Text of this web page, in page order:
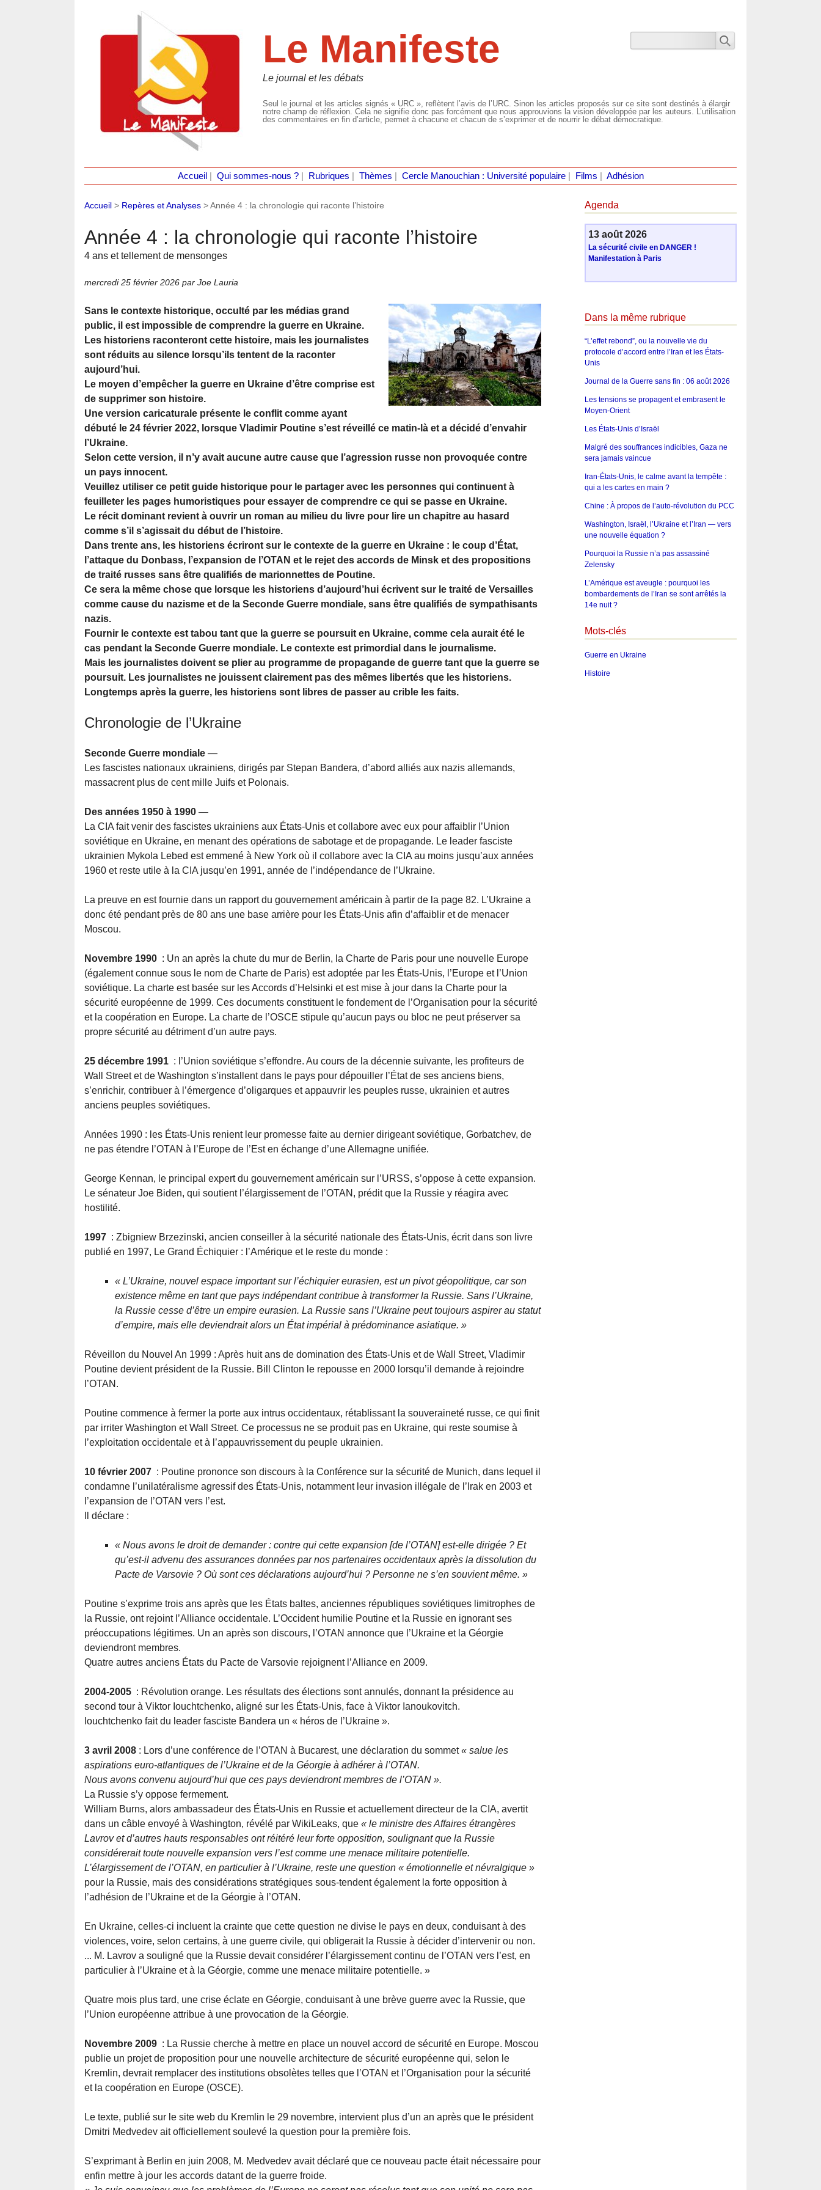
Le Manifeste
Le journal et les débats
Seul le journal et les articles signés « URC », reflètent l’avis de l’URC. Sinon les articles proposés sur ce site sont destinés à élargir
notre champ de réflexion. Cela ne signifie donc pas forcément que nous approuvions la vision développée par les auteurs. L’utilisation
des commentaires en fin d’article, permet à chacune et chacun de s’exprimer et de nourrir le débat démocratique.
Accueil Qui sommes-nous ?| Rubriques Thèmes Cercle Manouchian : Université populaire| Films Adhésion
Accueil > Repères et Analyses >Année 4 : la chronologie qui raconte l’histoire
Année 4 : la chronologie qui raconte l’histoire
4 ans et tellement de mensonges
mercredi 25 février 2026 par Joe Lauria
Sans le contexte historique, occulté par les médias grand
public, il est impossible de comprendre la guerre en Ukraine.
Les historiens raconteront cette histoire, mais les journalistes
sont réduits au silence lorsqu’ils tentent de la raconter
aujourd’hui.
Le moyen d’empêcher la guerre en Ukraine d’être comprise est
de supprimer son histoire.
Une version caricaturale présente le conflit comme ayant
débuté le 24 février 2022, lorsque Vladimir Poutine s’est réveillé ce matin-là et a décidé d’envahir
l’Ukraine.
Selon cette version, il n’y avait aucune autre cause que l’agression russe non provoquée contre
un pays innocent.
Veuillez utiliser ce petit guide historique pour le partager avec les personnes qui continuent à
feuilleter les pages humoristiques pour essayer de comprendre ce qui se passe en Ukraine.
Le récit dominant revient à ouvrir un roman au milieu du livre pour lire un chapitre au hasard
comme s’il s’agissait du début de l’histoire.
Dans trente ans, les historiens écriront sur le contexte de la guerre en Ukraine : le coup d’État,
l’attaque du Donbass, l’expansion de l’OTAN et le rejet des accords de Minsk et des propositions
de traité russes sans être qualifiés de marionnettes de Poutine.
Ce sera la même chose que lorsque les historiens d’aujourd’hui écrivent sur le traité de Versailles
comme cause du nazisme et de la Seconde Guerre mondiale, sans être qualifiés de sympathisants
nazis.
Fournir le contexte est tabou tant que la guerre se poursuit en Ukraine, comme cela aurait été le
cas pendant la Seconde Guerre mondiale. Le contexte est primordial dans le journalisme.
Mais les journalistes doivent se plier au programme de propagande de guerre tant que la guerre se
poursuit. Les journalistes ne jouissent clairement pas des mêmes libertés que les historiens.
Longtemps après la guerre, les historiens sont libres de passer au crible les faits.
Chronologie de l’Ukraine
Seconde Guerre mondiale —
Les fascistes nationaux ukrainiens, dirigés par Stepan Bandera, d’abord alliés aux nazis allemands,
massacrent plus de cent mille Juifs et Polonais.
Des années 1950 à 1990 —
La CIA fait venir des fascistes ukrainiens aux États-Unis et collabore avec eux pour affaiblir l’Union
soviétique en Ukraine, en menant des opérations de sabotage et de propagande. Le leader fasciste
ukrainien Mykola Lebed est emmené à New York où il collabore avec la CIA au moins jusqu’aux années
1960 et reste utile à la CIA jusqu’en 1991, année de l’indépendance de l’Ukraine.
La preuve en est fournie dans un rapport du gouvernement américain à partir de la page 82. L’Ukraine a
donc été pendant près de 80 ans une base arrière pour les États-Unis afin d’affaiblir et de menacer
Moscou.
Novembre 1990 : Un an après la chute du mur de Berlin, la Charte de Paris pour une nouvelle Europe
(également connue sous le nom de Charte de Paris) est adoptée par les États-Unis, l’Europe et l’Union
soviétique. La charte est basée sur les Accords d’Helsinki et est mise à jour dans la Charte pour la
sécurité européenne de 1999. Ces documents constituent le fondement de l’Organisation pour la sécurité
et la coopération en Europe. La charte de l’OSCE stipule qu’aucun pays ou bloc ne peut préserver sa
propre sécurité au détriment d’un autre pays.
25 décembre 1991 : l’Union soviétique s’effondre. Au cours de la décennie suivante, les profiteurs de
Wall Street et de Washington s’installent dans le pays pour dépouiller l’État de ses anciens biens,
s’enrichir, contribuer à l’émergence d’oligarques et appauvrir les peuples russe, ukrainien et autres
anciens peuples soviétiques.
Années 1990 : les États-Unis renient leur promesse faite au dernier dirigeant soviétique, Gorbatchev, de
ne pas étendre l’OTAN à l’Europe de l’Est en échange d’une Allemagne unifiée.
George Kennan, le principal expert du gouvernement américain sur l’URSS, s’oppose à cette expansion.
Le sénateur Joe Biden, qui soutient l’élargissement de l’OTAN, prédit que la Russie y réagira avec
hostilité.
1997 : Zbigniew Brzezinski, ancien conseiller à la sécurité nationale des États-Unis, écrit dans son livre
publié en 1997, Le Grand Échiquier : l’Amérique et le reste du monde :
« L’Ukraine, nouvel espace important sur l’échiquier eurasien, est un pivot géopolitique, car son
existence même en tant que pays indépendant contribue à transformer la Russie. Sans l’Ukraine,
la Russie cesse d’être un empire eurasien. La Russie sans l’Ukraine peut toujours aspirer au statut
d’empire, mais elle deviendrait alors un État impérial à prédominance asiatique. »
Réveillon du Nouvel An 1999 : Après huit ans de domination des États-Unis et de Wall Street, Vladimir
Poutine devient président de la Russie. Bill Clinton le repousse en 2000 lorsqu’il demande à rejoindre
l’OTAN.
Poutine commence à fermer la porte aux intrus occidentaux, rétablissant la souveraineté russe, ce qui finit
par irriter Washington et Wall Street. Ce processus ne se produit pas en Ukraine, qui reste soumise à
l’exploitation occidentale et à l’appauvrissement du peuple ukrainien.
10 février 2007 : Poutine prononce son discours à la Conférence sur la sécurité de Munich, dans lequel il
condamne l’unilatéralisme agressif des États-Unis, notamment leur invasion illégale de l’Irak en 2003 et
l’expansion de l’OTAN vers l’est.
Il déclare :
« Nous avons le droit de demander : contre qui cette expansion [de l’OTAN] est-elle dirigée ? Et
qu’est-il advenu des assurances données par nos partenaires occidentaux après la dissolution du
Pacte de Varsovie ? Où sont ces déclarations aujourd’hui ? Personne ne s’en souvient même. »
Poutine s’exprime trois ans après que les États baltes, anciennes républiques soviétiques limitrophes de
la Russie, ont rejoint l’Alliance occidentale. L’Occident humilie Poutine et la Russie en ignorant ses
préoccupations légitimes. Un an après son discours, l’OTAN annonce que l’Ukraine et la Géorgie
deviendront membres.
Quatre autres anciens États du Pacte de Varsovie rejoignent l’Alliance en 2009.
2004-2005 : Révolution orange. Les résultats des élections sont annulés, donnant la présidence au
second tour à Viktor Iouchtchenko, aligné sur les États-Unis, face à Viktor Ianoukovitch.
Iouchtchenko fait du leader fasciste Bandera un « héros de l’Ukraine ».
3 avril 2008 : Lors d’une conférence de l’OTAN à Bucarest, une déclaration du sommet« salue les
aspirations euro-atlantiques de l’Ukraine et de la Géorgie à adhérer à l’OTAN.
Nous avons convenu aujourd’hui que ces pays deviendront membres de l’OTAN ».
La Russie s’y oppose fermement.
William Burns, alors ambassadeur des États-Unis en Russie et actuellement directeur de la CIA, avertit
dans un câble envoyé à Washington, révélé par WikiLeaks, que « le ministre des Affaires étrangères
Lavrov et d’autres hauts responsables ont réitéré leur forte opposition, soulignant que la Russie
considérerait toute nouvelle expansion vers l’est comme une menace militaire potentielle.
L’élargissement de l’OTAN, en particulier à l’Ukraine, reste une question « émotionnelle et névralgique »
pour la Russie, mais des considérations stratégiques sous-tendent également la forte opposition à
l’adhésion de l’Ukraine et de la Géorgie à l’OTAN.
En Ukraine, celles-ci incluent la crainte que cette question ne divise le pays en deux, conduisant à des
violences, voire, selon certains, à une guerre civile, qui obligerait la Russie à décider d’intervenir ou non.
... M. Lavrov a souligné que la Russie devait considérer l’élargissement continu de l’OTAN vers l’est, en
particulier à l’Ukraine et à la Géorgie, comme une menace militaire potentielle. »
Quatre mois plus tard, une crise éclate en Géorgie, conduisant à une brève guerre avec la Russie, que
l’Union européenne attribue à une provocation de la Géorgie.
Novembre 2009 : La Russie cherche à mettre en place un nouvel accord de sécurité en Europe. Moscou
publie un projet de proposition pour une nouvelle architecture de sécurité européenne qui, selon le
Kremlin, devrait remplacer des institutions obsolètes telles que l’OTAN et l’Organisation pour la sécurité
et la coopération en Europe (OSCE).
Le texte, publié sur le site web du Kremlin le 29 novembre, intervient plus d’un an après que le président
Dmitri Medvedev ait officiellement soulevé la question pour la première fois.
S’exprimant à Berlin en juin 2008, M. Medvedev avait déclaré que ce nouveau pacte était nécessaire pour
enfin mettre à jour les accords datant de la guerre froide.
Agenda
13 août 2026
La sécurité civile en DANGER !
Manifestation à Paris
Dans la même rubrique
“L’effet rebond”, ou la nouvelle vie du
protocole d’accord entre l’Iran et les États-
Unis
Journal de la Guerre sans fin : 06 août 2026
Les tensions se propagent et embrasent le
Moyen-Orient
Les États-Unis d’Israël
Malgré des souffrances indicibles, Gaza ne
sera jamais vaincue
Iran-États-Unis, le calme avant la tempête :
qui a les cartes en main ?
Chine : À propos de l’auto-révolution du PCC
Washington, Israël, l’Ukraine et l’Iran — vers
une nouvelle équation ?
Pourquoi la Russie n’a pas assassiné
Zelensky
L’Amérique est aveugle : pourquoi les
bombardements de l’Iran se sont arrêtés la
14e nuit ?
Mots-clés
Guerre en Ukraine
Histoire